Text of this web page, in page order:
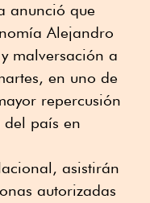
anunció que
Alejandro
malversación a
en uno de
repercusión
país en
asistirán
autorizadas